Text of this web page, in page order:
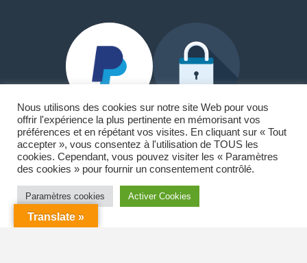
Paypal et Carte Bancaire
🏠18 allée du lac Saint-André 73370 Le Bourget-du-Lac
☎️ 06.42.00.82.63
Nous utilisons des cookies sur notre site Web pour vous
offrir l'expérience la plus pertinente en mémorisant vos
préférences et en répétant vos visites. En cliquant sur « Tout
accepter », vous consentez à l'utilisation de TOUS les
cookies. Cependant, vous pouvez visiter les « Paramètres
des cookies » pour fournir un consentement contrôlé.
Paramètres cookies Activer Cookies
Translate »